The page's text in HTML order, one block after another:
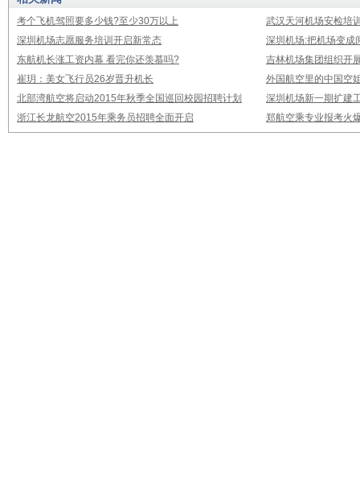
考个飞机驾照要多少钱?至少30万以上
武汉天河机场安检培
深圳机场志愿服务培训开启新常态
深圳机场:把机场变成
东航机长涨工资内幕 看完你还羡慕吗?
吉林机场集团组织开
崔玥：美女飞行员26岁晋升机长
外国航空里的中国空
北部湾航空将启动2015年秋季全国巡回校园招聘计划
深圳机场新一期扩建
浙江长龙航空2015年乘务员招聘全面开启
郑航空乘专业报考火